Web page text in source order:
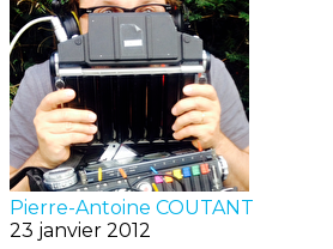
Pierre-Antoine COUTANT
23 janvier 2012